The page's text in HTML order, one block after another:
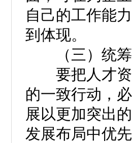
自己的工作能
到体现。
（三）统筹
要把人才资
的一致行动，
展以更加突出
发展布局中优